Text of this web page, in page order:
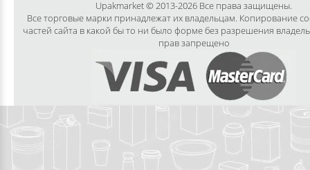
Upakmarket © 2013-2026 Все права защищены.
Все торговые марки принадлежат их владельцам. Копирование
частей сайта в какой бы то ни было форме без разрешения
прав запрещено